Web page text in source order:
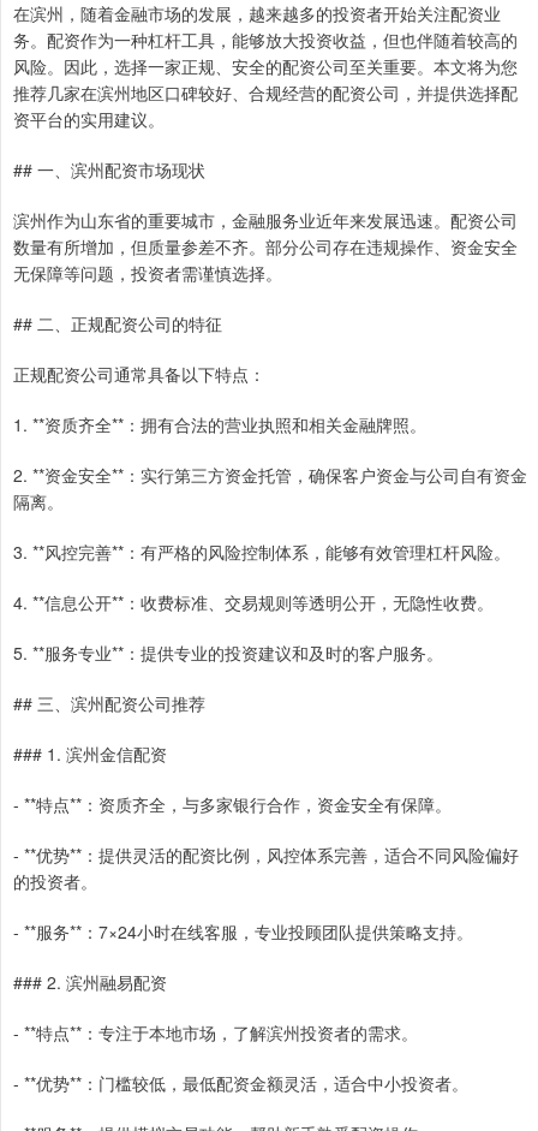
在滨州，随着金融市场的发展，越来越多的投资者开始关注配资业
务。配资作为一种杠杆工具，能够放大投资收益，但也伴随着较高的
风险。因此，选择一家正规、安全的配资公司至关重要。本文将为您
推荐几家在滨州地区口碑较好、合规经营的配资公司，并提供选择配
资平台的实用建议。
## 一、滨州配资市场现状
滨州作为山东省的重要城市，金融服务业近年来发展迅速。配资公司
数量有所增加，但质量参差不齐。部分公司存在违规操作、资金安全
无保障等问题，投资者需谨慎选择。
## 二、正规配资公司的特征
正规配资公司通常具备以下特点：
1. **资质齐全**：拥有合法的营业执照和相关金融牌照。
2. **资金安全**：实行第三方资金托管，确保客户资金与公司自有资金
隔离。
3. **风控完善**：有严格的风险控制体系，能够有效管理杠杆风险。
4. **信息公开**：收费标准、交易规则等透明公开，无隐性收费。
5. **服务专业**：提供专业的投资建议和及时的客户服务。
## 三、滨州配资公司推荐
### 1. 滨州金信配资
- **特点**：资质齐全，与多家银行合作，资金安全有保障。
- **优势**：提供灵活的配资比例，风控体系完善，适合不同风险偏好
的投资者。
- **服务**：7×24小时在线客服，专业投顾团队提供策略支持。
### 2. 滨州融易配资
- **特点**：专注于本地市场，了解滨州投资者的需求。
- **优势**：门槛较低，最低配资金额灵活，适合中小投资者。